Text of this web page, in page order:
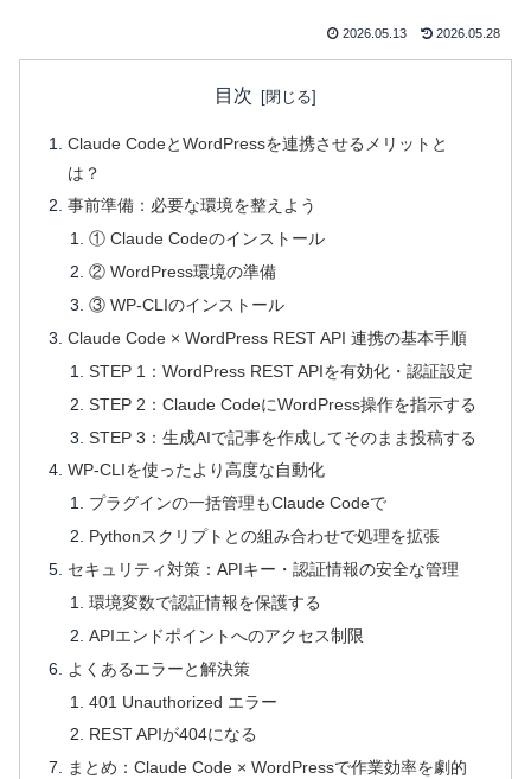
2026.05.13 2026.05.28
目次
Claude CodeとWordPressを連携させるメリットと
は？
事前準備：必要な環境を整えよう
① Claude Codeのインストール
② WordPress環境の準備
③ WP-CLIのインストール
Claude Code × WordPress REST API 連携の基本手順
STEP 1：WordPress REST APIを有効化・認証設定
STEP 2：Claude CodeにWordPress操作を指示する
STEP 3：生成AIで記事を作成してそのまま投稿する
WP-CLIを使ったより高度な自動化
プラグインの一括管理もClaude Codeで
Pythonスクリプトとの組み合わせで処理を拡張
セキュリティ対策：APIキー・認証情報の安全な管理
環境変数で認証情報を保護する
APIエンドポイントへのアクセス制限
よくあるエラーと解決策
401 Unauthorized エラー
REST APIが404になる
まとめ：Claude Code × WordPressで作業効率を劇的